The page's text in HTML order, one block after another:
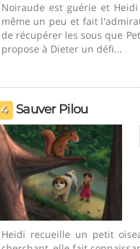
Noiraude est guérie et
même un peu et fait
de récupérer les sous que
propose à Dieter un défi...
4 Sauver Pilou
Heidi recueille un petit